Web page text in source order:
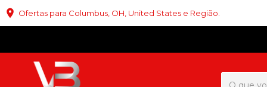
Ofertas para Columbus, OH, United States e Região.